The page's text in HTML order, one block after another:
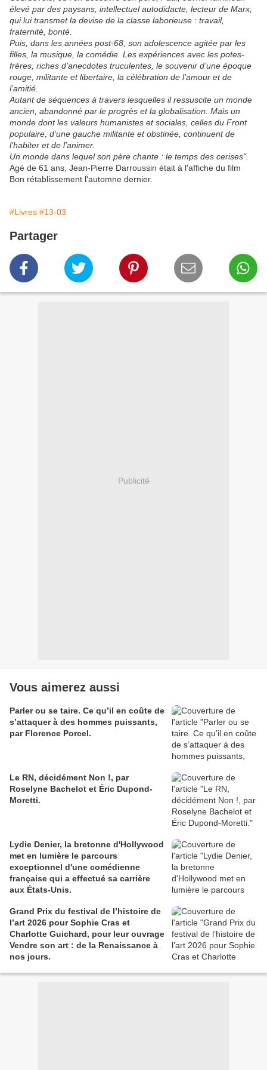
élevé par des paysans, intellectuel autodidacte, lecteur de Marx,
qui lui transmet la devise de la classe laborieuse : travail,
fraternité, bonté.
Puis, dans les années post-68, son adolescence agitée par les
filles, la musique, la comédie. Les expériences avec les potes-
frères, riches d’anecdotes truculentes, le souvenir d’une époque
rouge, militante et libertaire, la célébration de l’amour et de
l’amitié.
Autant de séquences à travers lesquelles il ressuscite un monde
ancien, abandonné par le progrès et la globalisation. Mais un
monde dont les valeurs humanistes et sociales, celles du Front
populaire, d’une gauche militante et obstinée, continuent de
l’habiter et de l’animer.
Un monde dans lequel son père chante : le temps des cerises".
Agé de 61 ans, Jean-Pierre Darroussin était à l'affiche du film
Bon rétablissement l'automne dernier.
#Livres #13-03
Partager
Publicité
Vous aimerez aussi
Parler ou se taire. Ce qu’il en coûte de
s’attaquer à des hommes puissants,
par Florence Porcel.
Le RN, décidément Non !, par
Roselyne Bachelot et Éric Dupond-
Moretti.
Lydie Denier, la bretonne d'Hollywood
met en lumière le parcours
exceptionnel d'une comédienne
française qui a effectué sa carrière
aux États-Unis.
Grand Prix du festival de l’histoire de
l’art 2026 pour Sophie Cras et
Charlotte Guichard, pour leur ouvrage
Vendre son art : de la Renaissance à
nos jours.